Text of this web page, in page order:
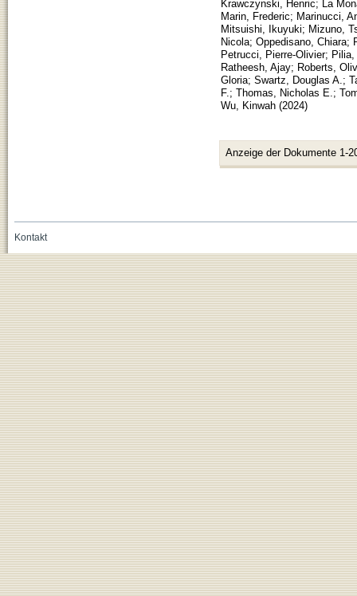
Krawczynski, Henric; La
Marin, Frederic; Marinucci,
Mitsuishi, Ikuyuki; Mizuno,
Nicola; Oppedisano, Chiara;
Petrucci, Pierre-Olivier; Pilia,
Ratheesh, Ajay; Roberts,
Gloria; Swartz, Douglas A. ;
F. ; Thomas, Nicholas E. ;
Wu, Kinwah (2024)
Anzeige der Dokumente 1-
Kontakt